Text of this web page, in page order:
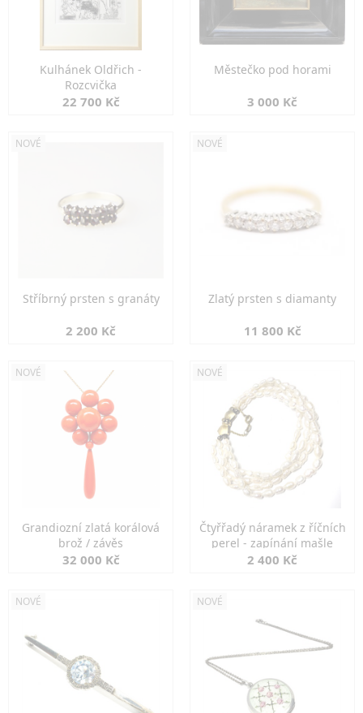
Kulhánek Oldřich -
Rozcvička
22 700 Kč
Městečko pod horami
3 000 Kč
NOVÉ
Stříbrný prsten s granáty
2 200 Kč
NOVÉ
Zlatý prsten s diamanty
11 800 Kč
NOVÉ
Grandiozní zlatá korálová
brož / závěs
32 000 Kč
NOVÉ
Čtyřřadý náramek z říčních
perel - zapínání mašle
2 400 Kč
NOVÉ NOVÉ